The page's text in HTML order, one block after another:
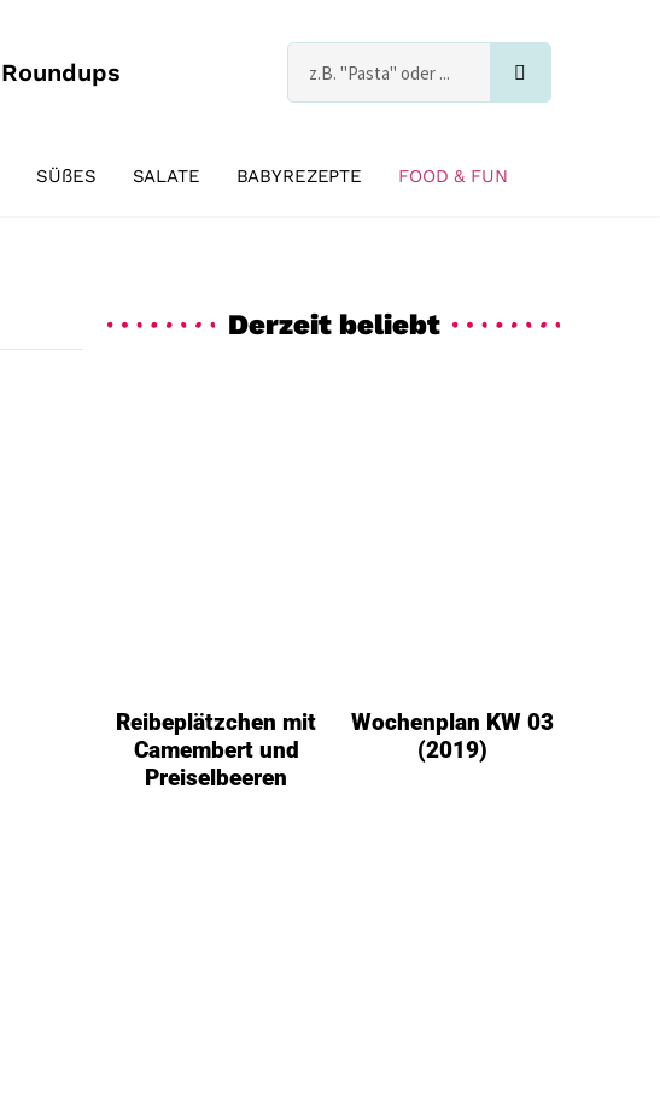
Roundups Suche
SÜßES SALATE BABYREZEPTE FOOD & FUN
Derzeit beliebt
Reibeplätzchen mit
Camembert und
Preiselbeeren
Wochenplan KW 03
(2019)